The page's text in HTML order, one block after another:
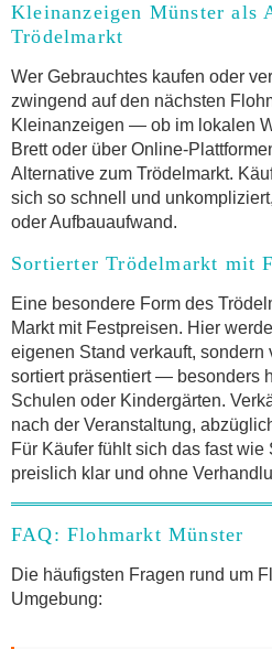
Kleinanzeigen Münster als
Trödelmarkt
Wer Gebrauchtes kaufen oder
zwingend auf den nächsten
Kleinanzeigen — ob im lokalen
Brett oder über Online-
Alternative zum Trödelmarkt.
sich so schnell und
oder Aufbauaufwand.
Sortierter Trödelmarkt mit
Eine besondere Form des
Markt mit Festpreisen. Hier
eigenen Stand verkauft, sondern
sortiert präsentiert — besonders
Schulen oder Kindergärten.
nach der Veranstaltung,
Für Käufer fühlt sich das fast
preislich klar und ohne
FAQ: Flohmarkt Münster
Die häufigsten Fragen rund um
Umgebung: